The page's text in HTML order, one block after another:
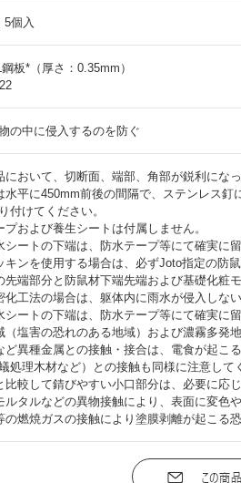
5個入
板*（厚さ：0.35mm）
の中に侵入するのを防ぐ
において、切断面、端部、角部が鋭利にな
水平に450mm前後の間隔で、ステンレス
付けてください。
プおよび養生シートは付属しません。
シートの下端は、防水テープ等にて確実に
キンを使用する場合は、必ずJoto指定の防
先端部分と防鼠材下端先端および基礎化粧
化工法の場合は、躯体内に雨水が侵入しな
シートの下端は、防水テープ等にて確実に
（塩害の恐れのある地域）および濃霧多発
ど異種金属との接触・接合は、電食が起こ
蟻処理木材など）との接触も同様に注意して
比較して錆びやすい小口部分は、必要に応
ルタルなどの異物接触により、表面に変色
の燃焼ガスの接触により塗膜剥離が起こる